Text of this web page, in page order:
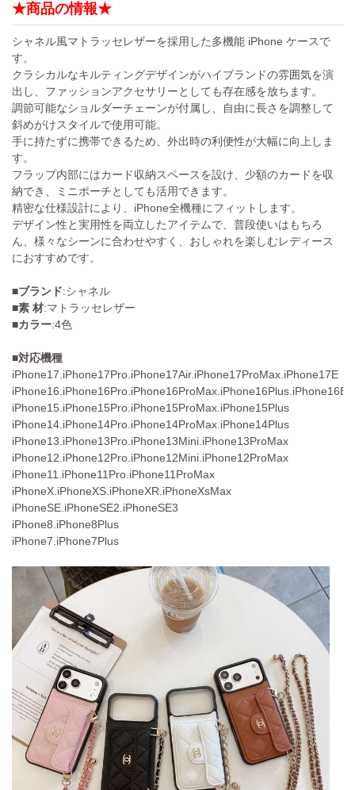
★商品の情報★
シャネル風マトラッセレザーを採用した多機能 iPhone ケースで
す。
クラシカルなキルティングデザインがハイブランドの雰囲気を演
出し、ファッションアクセサリーとしても存在感を放ちます。
調節可能なショルダーチェーンが付属し、自由に長さを調整して
斜めがけスタイルで使用可能。
手に持たずに携帯できるため、外出時の利便性が大幅に向上しま
す。
フラップ内部にはカード収納スペースを設け、少額のカードを収
納でき、ミニポーチとしても活用できます。
精密な仕様設計により、iPhone全機種にフィットします。
デザイン性と実用性を両立したアイテムで、普段使いはもちろ
ん、様々なシーンに合わせやすく、おしゃれを楽しむレディース
におすすめです。
■ブランド:シャネル
■素 材:マトラッセレザー
■カラー:4色
■対応機種
iPhone17.iPhone17Pro.iPhone17Air.iPhone17ProMax.iPhone17E
iPhone16.iPhone16Pro.iPhone16ProMax.iPhone16Plus.iPhone16E
iPhone15.iPhone15Pro.iPhone15ProMax.iPhone15Plus
iPhone14.iPhone14Pro.iPhone14ProMax.iPhone14Plus
iPhone13.iPhone13Pro.iPhone13Mini.iPhone13ProMax
iPhone12.iPhone12Pro.iPhone12Mini.iPhone12ProMax
iPhone11.iPhone11Pro.iPhone11ProMax
iPhoneX.iPhoneXS.iPhoneXR.iPhoneXsMax
iPhoneSE.iPhoneSE2.iPhoneSE3
iPhone8.iPhone8Plus
iPhone7.iPhone7Plus